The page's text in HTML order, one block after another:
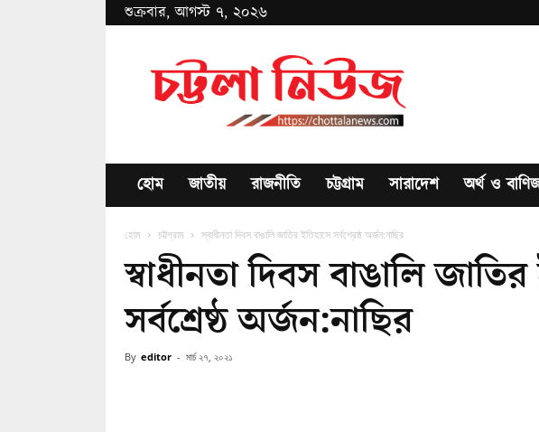
শুক্রবার, আগস্ট ৭, ২০২৬
Chottala
News
হোম জাতীয় রাজনীতি চট্টগ্রাম সারাদেশ অর্থ ও
হোম চট্টগ্রাম স্বাধীনতা দিবস বাঙালি জাতির ইতিহাসে সর্বশ্রেষ্ঠ অর্জন:নাছির
স্বাধীনতা দিবস বাঙালি
সর্বশ্রেষ্ঠ অর্জন:নাছির
By editor - মার্চ ২৭, ২০২১